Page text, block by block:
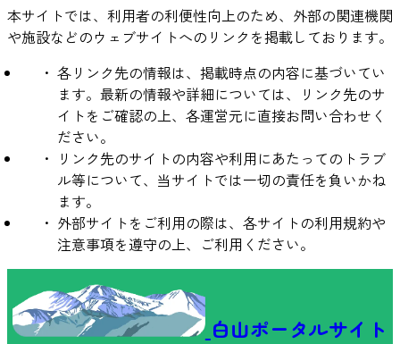
本サイトでは、利用者の利便性向上のため、外部の関連機関
や施設などのウェブサイトへのリンクを掲載しております。
各リンク先の情報は、掲載時点の内容に基づいてい
ます。最新の情報や詳細については、リンク先のサ
イトをご確認の上、各運営元に直接お問い合わせく
ださい。
リンク先のサイトの内容や利用にあたってのトラブ
ル等について、当サイトでは一切の責任を負いかね
ます。
外部サイトをご利用の際は、各サイトの利用規約や
注意事項を遵守の上、ご利用ください。
白山ポータルサイト